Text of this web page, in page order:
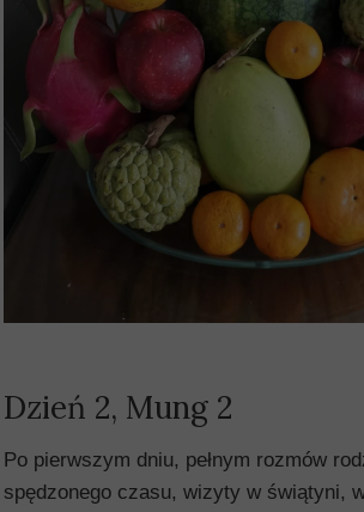
Dzień 2, Mung 2
Po pierwszym dniu, pełnym rozmów
spędzonego czasu, wizyty w świątyni,